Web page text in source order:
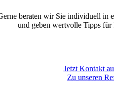
beraten wir Sie individuell in
und geben wertvolle Tipps
Jetzt Kontakt
Zu unseren